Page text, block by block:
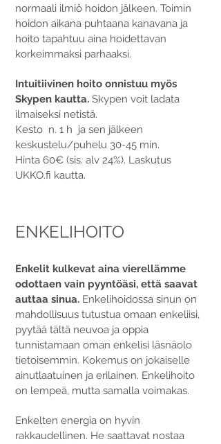
normaali ilmiö hoidon jälkeen. Toimin
hoidon aikana puhtaana kanavana ja
hoito tapahtuu aina hoidettavan
korkeimmaksi parhaaksi.
Intuitiivinen hoito onnistuu myös
Skypen kautta. Skypen voit ladata
ilmaiseksi netistä.
Kesto n. 1 h ja sen jälkeen
keskustelu/puhelu 30-45 min.
Hinta 60€ (sis. alv 24%). Laskutus
UKKO.fi kautta.
ENKELIHOITO
Enkelit kulkevat aina vierellämme
odottaen vain pyyntöäsi, että saavat
auttaa sinua. Enkelihoidossa sinun on
mahdollisuus tutustua omaan enkeliisi,
pyytää tältä neuvoa ja oppia
tunnistamaan oman enkelisi läsnäolo
tietoisemmin. Kokemus on jokaiselle
ainutlaatuinen ja erilainen. Enkelihoito
on lempeä, mutta samalla voimakas.
Enkelten energia on hyvin
rakkaudellinen. He saattavat nostaa